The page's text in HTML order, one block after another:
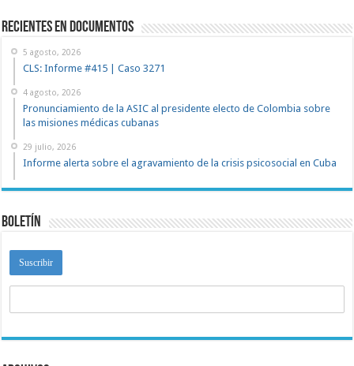
recientes en documentos
5 agosto, 2026
CLS: Informe #415 | Caso 3271
4 agosto, 2026
Pronunciamiento de la ASIC al presidente electo de Colombia sobre
las misiones médicas cubanas
29 julio, 2026
Informe alerta sobre el agravamiento de la crisis psicosocial en Cuba
Boletín